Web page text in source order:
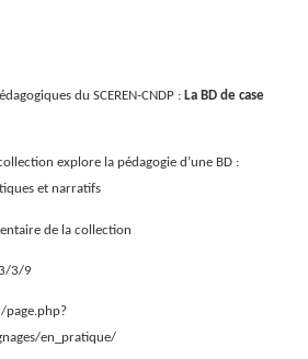
du SCEREN-CNDP : La BD de case
explore la pédagogie d’une BD :
et narratifs
de la collection
3/9
page.php?
en_pratique/